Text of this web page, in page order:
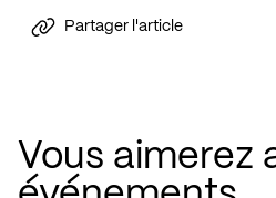
Partager l'article
Vous aimerez